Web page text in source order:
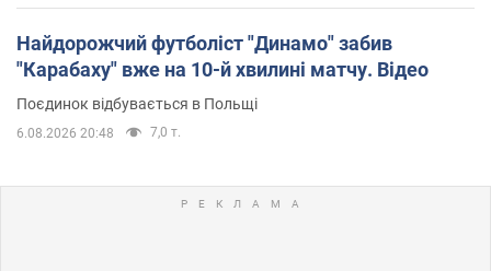
Найдорожчий футболіст "Динамо" забив
"Карабаху" вже на 10-й хвилині матчу. Відео
Поєдинок відбувається в Польщі
6.08.2026 20:48 7,0 т.